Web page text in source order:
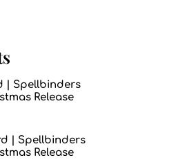
| Spellbinders
Release
| Spellbinders
Release